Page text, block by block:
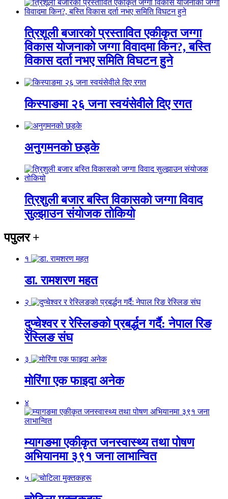
त्रिशूली बजारको प्रस्तावित एकीकृत जग्गा
विकास योजनाको जग्गा विवादमा किन?, बस्ति
विकास दर्ता नभए समिति विघटन हुने
किस्पाङमा २६ जना स्वयंसेवीले दिए रगत
अनुगमनको छड्के
त्रिशुली बजार बस्ति विकासको जग्गा विवाद
सुल्झाउन संयोजक तोकियो
पपुलर+
१
डा. रामशरण महत
२
दुप्चेश्वर र रेस्लिङको प्रबर्द्धन गर्दै: नेपाल रिङ
रेस्लिङ संघ
३
मोरिंगा एक फाइदा अनेक
४
म्यागङमा एकीकृत जनस्वास्थ्य तथा पोषण
अभियानमा ३९१ जना लाभान्वित
५